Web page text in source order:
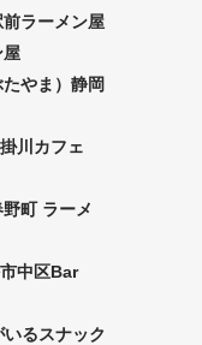
ラーメン屋
屋
やま）静岡
川カフェ
町 ラーメ
中区Bar
るスナック